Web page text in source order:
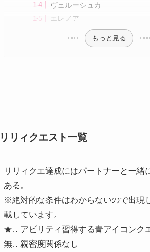
ヴェルーシュカ
エレノア
もっと見る
リリィクエスト一覧
リリィクエ達成にはパートナーと一緒
ある。
※絶対的な条件はわからないので出現
載しています。
★…アビリティ習得する青アイコンク
無…親密度関係なし